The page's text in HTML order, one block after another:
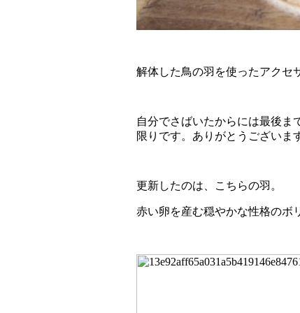
解体した鳥の羽を使ったアクセ
自分でさばいたからには最後ま
限りです。ありがとうございま
更新したのは、こちらの羽。
赤い卵を産む穏やかな性格のボ